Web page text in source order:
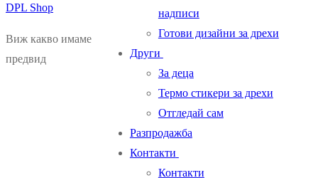
DPL Shop
Виж какво имаме
предвид
надписи
Готови дизайни за дрехи
Други
За деца
Термо стикери за дрехи
Oтгледай сам
Разпродажба
Контакти
Контакти